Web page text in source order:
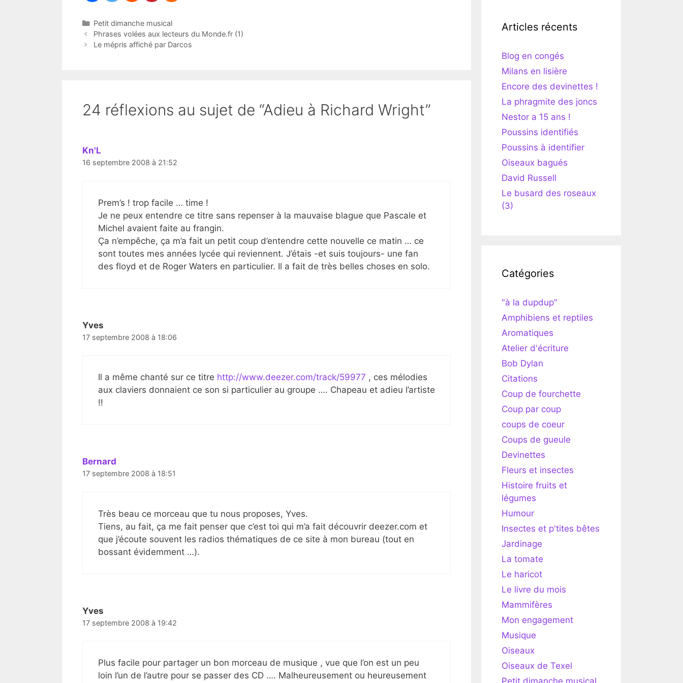
Catégories
Petit dimanche musical
Phrases volées aux lecteurs du Monde.fr (1)
Le mépris affiché par Darcos
24 réflexions au sujet de “Adieu à Richard Wright”
Kn'L
16 septembre 2008 à 21:52
Prem’s ! trop facile … time !
Je ne peux entendre ce titre sans repenser à la mauvaise blague que Pascale et
Michel avaient faite au frangin.
Ça n’empêche, ça m’a fait un petit coup d’entendre cette nouvelle ce matin … ce
sont toutes mes années lycée qui reviennent. J’étais -et suis toujours- une fan
des floyd et de Roger Waters en particulier. Il a fait de très belles choses en solo.
Yves
17 septembre 2008 à 18:06
Il a même chanté sur ce titre http://www.deezer.com/track/59977 , ces mélodies
aux claviers donnaient ce son si particulier au groupe …. Chapeau et adieu l’artiste
!!
Bernard
17 septembre 2008 à 18:51
Très beau ce morceau que tu nous proposes, Yves.
Tiens, au fait, ça me fait penser que c’est toi qui m’a fait découvrir deezer.com et
que j’écoute souvent les radios thématiques de ce site à mon bureau (tout en
bossant évidemment …).
Yves
17 septembre 2008 à 19:42
Plus facile pour partager un bon morceau de musique , vue que l’on est un peu
loin l’un de l’autre pour se passer des CD …. Malheureusement ou heureusement
Articles récents
Blog en congés
Milans en lisière
Encore des devinettes !
La phragmite des joncs
Nestor a 15 ans !
Poussins identifiés
Poussins à identifier
Oiseaux bagués
David Russell
Le busard des roseaux
(3)
Catégories
"à la dupdup"
Amphibiens et reptiles
Aromatiques
Atelier d'écriture
Bob Dylan
Citations
Coup de fourchette
Coup par coup
coups de coeur
Coups de gueule
Devinettes
Fleurs et insectes
Histoire fruits et
légumes
Humour
Insectes et p'tites bêtes
Jardinage
La tomate
Le haricot
Le livre du mois
Mammifères
Mon engagement
Musique
Oiseaux
Oiseaux de Texel
Petit dimanche musical